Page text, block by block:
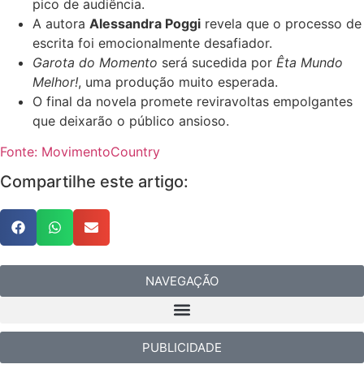
pico de audiência.
A autora Alessandra Poggi revela que o processo de
escrita foi emocionalmente desafiador.
Garota do Momento será sucedida por Êta Mundo
Melhor!, uma produção muito esperada.
O final da novela promete reviravoltas empolgantes
que deixarão o público ansioso.
Fonte: MovimentoCountry
Compartilhe este artigo:
NAVEGAÇÃO
PUBLICIDADE